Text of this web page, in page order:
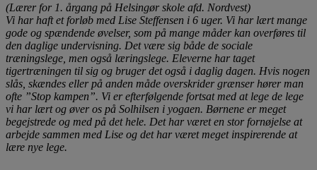
(Lærer for 1. årgang på Helsingør skole afd. Nordvest)
Vi har haft et forløb med Lise Steffensen i 6 uger. Vi har lært mange
gode og spændende øvelser, som på mange måder kan overføres til
den daglige undervisning. Det være sig både de sociale
træningslege, men også læringslege. Eleverne har taget
tigertræningen til sig og bruger det også i daglig dagen. Hvis nogen
slås, skændes eller på anden måde overskrider grænser hører man
ofte ”Stop kampen”. Vi er efterfølgende fortsat med at lege de lege
vi har lært og øver os på Solhilsen i yogaen. Børnene er meget
begejstrede og med på det hele. Det har været en stor fornøjelse at
arbejde sammen med Lise og det har været meget inspirerende at
lære nye lege.